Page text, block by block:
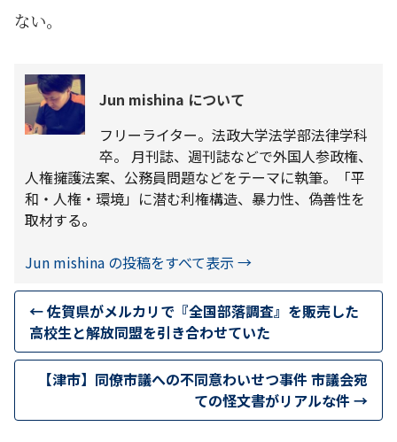
ない。
Jun mishina について
フリーライター。法政大学法学部法律学科
卒。 月刊誌、週刊誌などで外国人参政権、
人権擁護法案、公務員問題などをテーマに執筆。「平
和・人権・環境」に潜む利権構造、暴力性、偽善性を
取材する。
Jun mishina の投稿をすべて表示 →
←佐賀県がメルカリで『全国部落調査』を販売した
高校生と解放同盟を引き合わせていた
【津市】同僚市議への不同意わいせつ事件 市議会宛
ての怪文書がリアルな件→